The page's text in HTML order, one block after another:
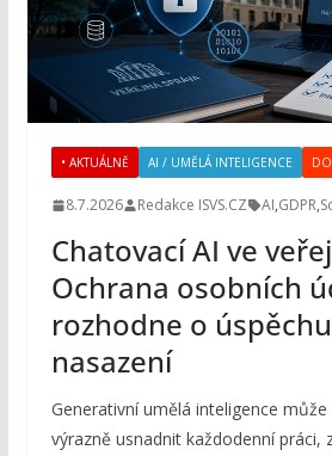
• AKTUÁLNĚ AI / UMĚLÁ INTELIGENCE
8.7.2026 Redakce ISVS.CZ AI,GDPR,
Chatovací AI ve
Ochrana osobních
rozhodne o
nasazení
Generativní umělá inteligence
výrazně usnadnit každodenní práci,